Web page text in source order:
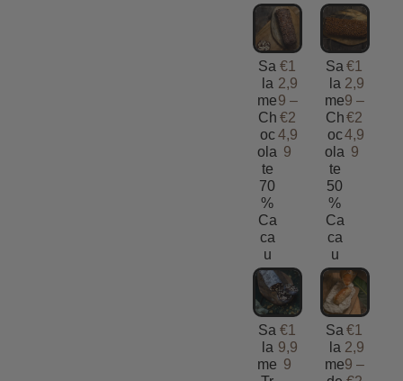
Sa
la
me
Ch
oc
ola
te
70
%
Ca
ca
u
€1
2,9
9 –
€2
4,9
9
Sa
la
me
Ch
oc
ola
te
50
%
Ca
ca
u
€1
2,9
9 –
€2
4,9
9
Sa
la
me
€1
9,9
9
Sa
la
me
€1
2,9
9 –